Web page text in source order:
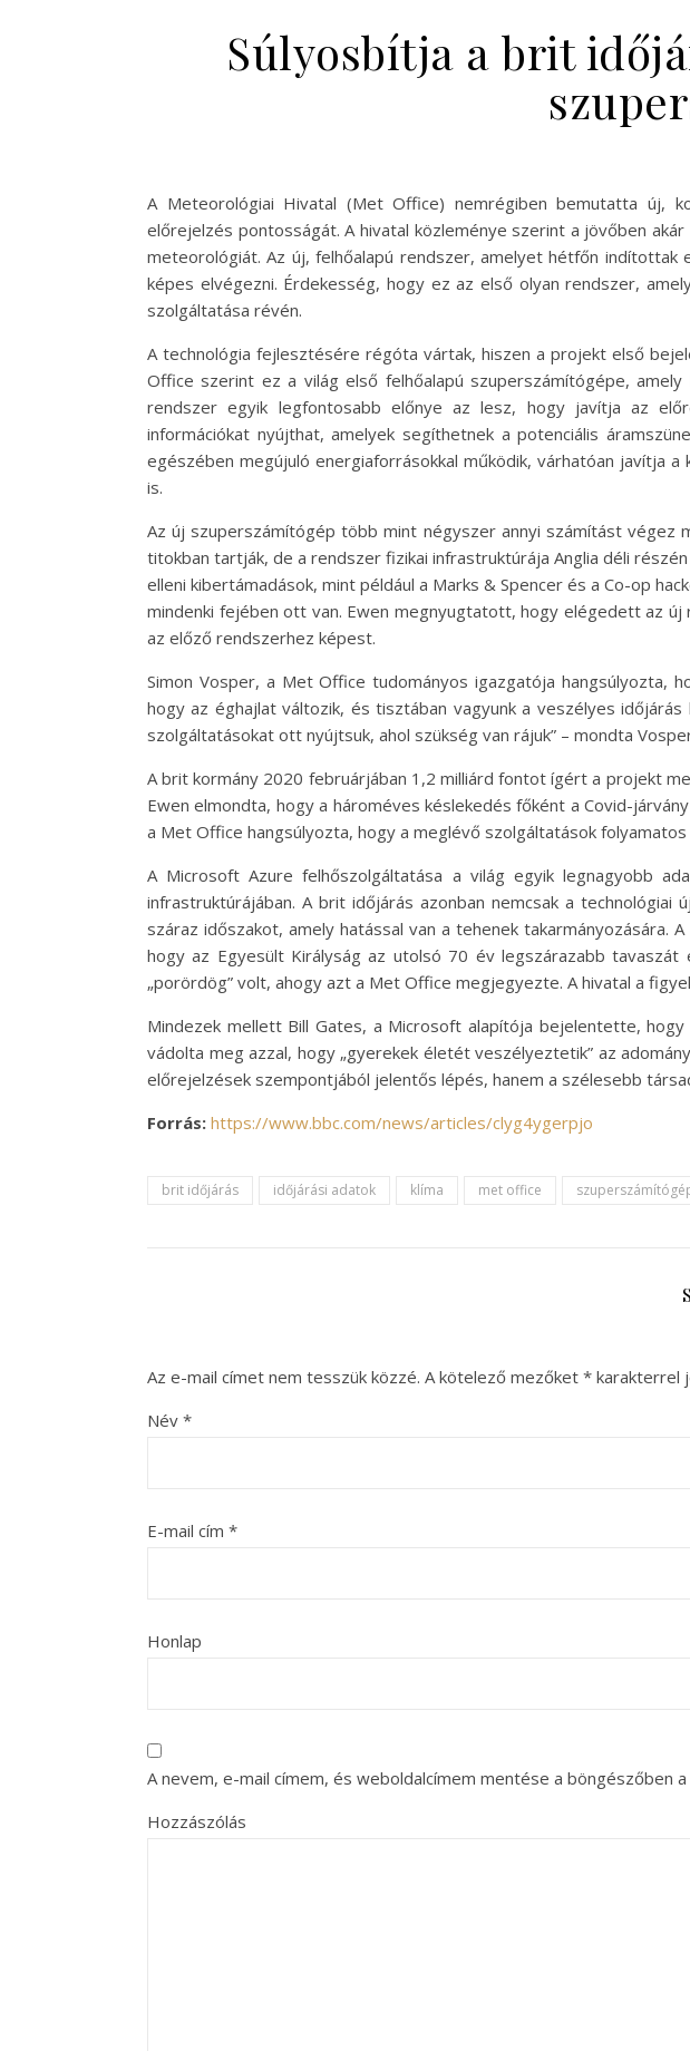
Súlyosbítja a brit
A Meteorológiai Hivatal (Met Office) nemrégiben bemutatta új,
előrejelzés pontosságát. A hivatal közleménye szerint a jövőben
meteorológiát. Az új, felhőalapú rendszer, amelyet hétfőn
képes elvégezni. Érdekesség, hogy ez az első olyan rendszer,
szolgáltatása révén.
A technológia fejlesztésére régóta vártak, hiszen a projekt első
Office szerint ez a világ első felhőalapú szuperszámítógépe,
rendszer egyik legfontosabb előnye az lesz, hogy javítja az
információkat nyújthat, amelyek segíthetnek a potenciális
egészében megújuló energiaforrásokkal működik, várhatóan javítja
is.
Az új szuperszámítógép több mint négyszer annyi számítást végez
titokban tartják, de a rendszer fizikai infrastruktúrája Anglia déli
elleni kibertámadások, mint például a Marks & Spencer és a Co-op
mindenki fejében ott van. Ewen megnyugtatott, hogy elégedett az
az előző rendszerhez képest.
Simon Vosper, a Met Office tudományos igazgatója hangsúlyozta,
hogy az éghajlat változik, és tisztában vagyunk a veszélyes
szolgáltatásokat ott nyújtsuk, ahol szükség van rájuk” – mondta
A brit kormány 2020 februárjában 1,2 milliárd fontot ígért a projekt
Ewen elmondta, hogy a hároméves késlekedés főként a Covid-
a Met Office hangsúlyozta, hogy a meglévő szolgáltatások
A Microsoft Azure felhőszolgáltatása a világ egyik legnagyobb
infrastruktúrájában. A brit időjárás azonban nemcsak a
száraz időszakot, amely hatással van a tehenek
hogy az Egyesült Királyság az utolsó 70 év legszárazabb tavaszát
„porördög” volt, ahogy azt a Met Office megjegyezte. A hivatal a
Mindezek mellett Bill Gates, a Microsoft alapítója bejelentette,
vádolta meg azzal, hogy „gyerekek életét veszélyeztetik” az
előrejelzések szempontjából jelentős lépés, hanem a szélesebb
Forrás: https://www.bbc.com/news/articles/clyg4ygerpjo
brit időjárás időjárási adatok klíma met office
Az e-mail címet nem tesszük közzé. A kötelező mezőket * karakterrel
Név *
E-mail cím *
Honlap
A nevem, e-mail címem, és weboldalcímem mentése a böngészőben
Hozzászólás